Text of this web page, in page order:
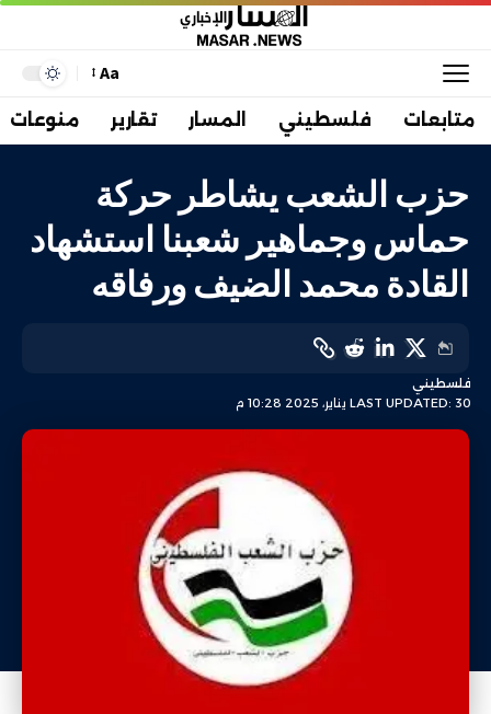
Aa
متابعات فلسطيني المسار تقارير منوعات
حزب الشعب يشاطر حركة
حماس وجماهير شعبنا استشهاد
القادة محمد الضيف ورفاقه
LAST UPDATED: 30 يناير، 2025 10:28 م
فلسطيني